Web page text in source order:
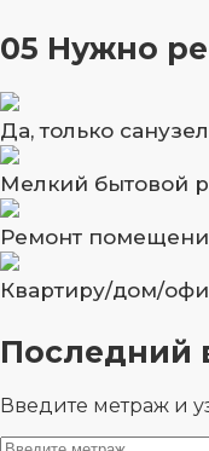
05 Нужно
Да, только санузел
Мелкий бытовой
Ремонт
Квартиру/дом/
Последний
Введите метраж и